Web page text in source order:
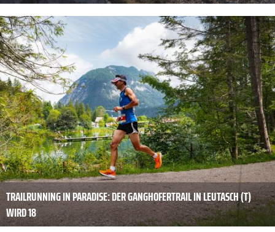
TRAILRUNNING IN PARADISE: DER GANGHOFERTRAIL IN LEUTASCH (T)
WIRD 18